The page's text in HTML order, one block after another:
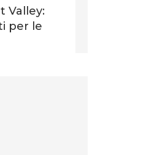
Valley:
per le